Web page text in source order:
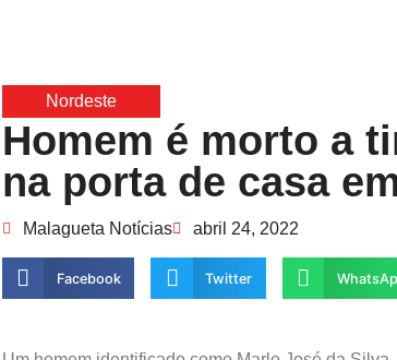
Nordeste
Homem é morto a
na porta de casa
Malagueta Notícias abril 24, 2022
Facebook Twitter